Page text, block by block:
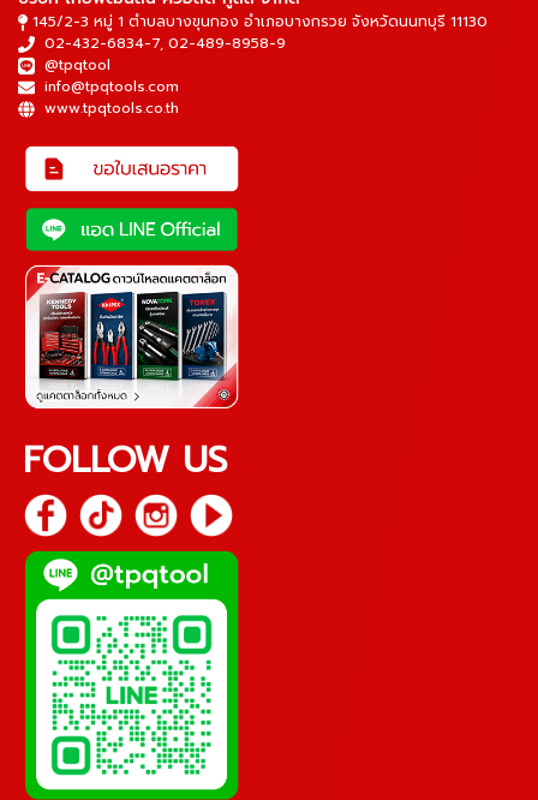
145/2-3 หมู่ 1 ตำบลบางขุนกอง อำเภอบางกรวย จังหวัดนนทบุรี 11130
02-432-6834-7, 02-489-8958-9
@tpqtool
info@tpqtools.com
www.tpqtools.co.th
FOLLOW US